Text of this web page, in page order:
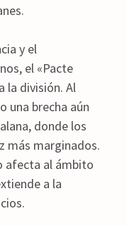
y el
el «Pacte
la división. Al
una brecha aún
donde los
más marginados.
afecta al ámbito
a la